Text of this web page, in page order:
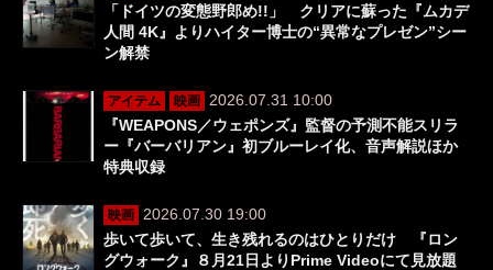
「ドイツの変態野郎め!!」 クリアに蘇った『ムカデ
人間 4K』よりハイター博士の“異常なプレゼン”シー
ン解禁
アイテム 映画
2026.07.31 10:00
『WEAPONS／ウェポンズ』監督の予測不能スリラ
ー『バーバリアン』初ブルーレイ化、音声解説ほか
特典収録
映画
2026.07.30 19:00
歩いて歩いて、生き残れるのはひとりだけ 『ロン
グウォーク』８月21日よりPrime Videoにて見放題